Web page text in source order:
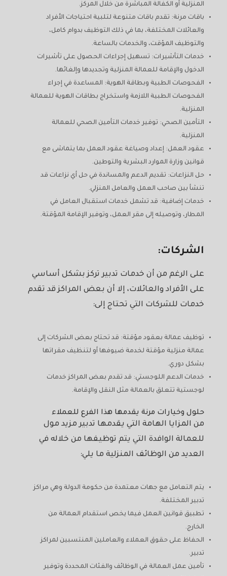
المنزلية أو الكفالة المباشرة من خلال المركز.
باقات مرنة: تقدم باقات متنوعة لتلبية احتياجات الأفراد
والعائلات المختلفة، بما في ذلك التوظيف بدوام كامل،
والتوظيف المؤقت، والخدمات بالساعة.
خدمات التأشيرات: تسهيل إجراءات الحصول على تأشيرات
الدخول والإقامة للعمالة المنزلية وتجديدها وإلغائها.
الفحوصات الطبية وبطاقة الهوية: المساعدة في إجراء
الفحوصات الطبية اللازمة واستخراج بطاقات الهوية للعمالة
المنزلية.
التأمين الصحي: توفير خدمات التأمين الصحي للعمالة
المنزلية.
عقود العمل: إعداد وصياغة عقود العمل بما يتماشى مع
قوانين وزارة الموارد البشرية والتوطين.
حل النزاعات: تقديم الدعم والمساندة في حل أي نزاعات قد
تنشأ بين صاحب العمل والعامل المنزلي.
خدمات إضافية: قد تشمل خدمات استقبال العامل في
المطار، وتوصيله إلى مقر العمل، وتوفير الإقامة المؤقتة.
الشركات:
على الرغم من أن خدمات تدبير تركز بشكل أساسي
على الأفراد والعائلات، إلا أن بعض المراكز قد تقدم
خدمات للشركات التي تحتاج إلى:
توظيف عمالة بعقود مؤقتة: قد تحتاج بعض الشركات إلى
عمالة منزلية مؤقتة لخدمة ضيوفها أو لتنظيف مقراتها
بشكل دوري.
خدمات الدعم اللوجستي: قد تقدم بعض المراكز خدمات
لوجستية تتعلق بالعمالة مثل النقل والإقامة.
حلول وخيارات مرنة يقدمها هذا الفرع للعملاء
من المزايا الهامة التي يقدمها تدبير مزيد مول
للعمالة الوافدة التي يتم توظيفها من خلاله في
العديد من الوظائف المنزلية ما يلي:
يتم التعامل مع جهات معتمدة من حكومة الدولة وهي مراكز
تدبير المختلفة.
تطبيق قوانين العمل فيما يخص استقدام العمالة من
الخارج.
الحفاظ على حقوق العملاء والعاملين المنتسبين لمراكز
تدبير.
تأمين عمل العمالة في الوظائف والفئات المحددة وتوفير